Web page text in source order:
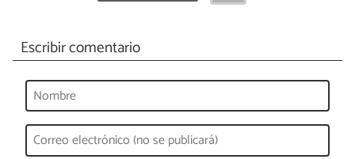
Escribir comentario